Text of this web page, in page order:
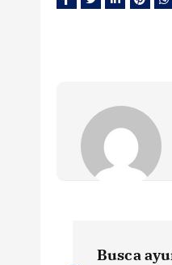
Busca